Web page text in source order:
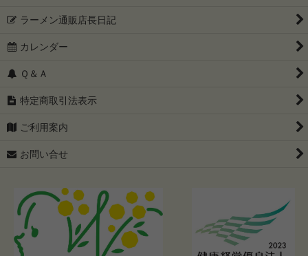
ラーメン通販店長日記
カレンダー
Ｑ＆Ａ
特定商取引法表示
ご利用案内
お問い合せ